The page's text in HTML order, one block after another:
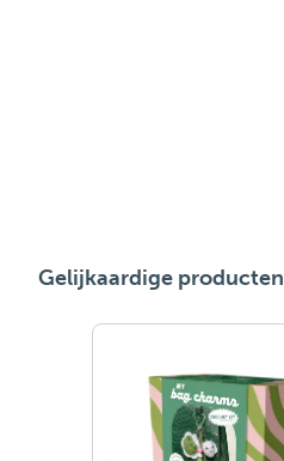
Gelijkaardige producten